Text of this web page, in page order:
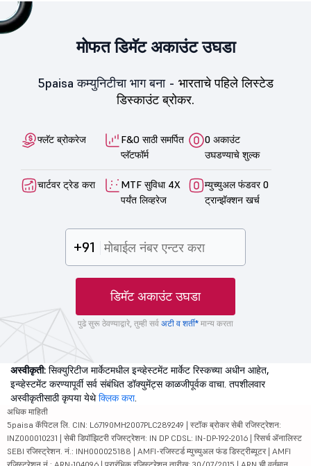
मोफत डिमॅट अकाउंट उघडा
5paisa कम्युनिटीचा भाग बना - भारताचे पहिले लिस्टेड
डिस्काउंट ब्रोकर.
फ्लॅट ब्रोकरेज
F&O साठी समर्पित
प्लॅटफॉर्म
0 अकाउंट
उघडण्याचे शुल्क
चार्टवर ट्रेड करा
MTF सुविधा 4X
पर्यंत लिव्हरेज
म्युच्युअल फंडवर 0
ट्रान्झॅक्शन खर्च
+91
डिमॅट अकाउंट उघडा
पुढे सुरू ठेवण्याद्वारे, तुम्ही सर्व अटी व शर्ती* मान्य करता
अस्वीकृती: सिक्युरिटीज मार्केटमधील इन्व्हेस्टमेंट मार्केट रिस्कच्या अधीन आहेत,
इन्व्हेस्टमेंट करण्यापूर्वी सर्व संबंधित डॉक्युमेंट्स काळजीपूर्वक वाचा. तपशीलवार
अस्वीकृतीसाठी कृपया येथेक्लिक करा.
अधिक माहिती
5paisa कॅपिटल लि. CIN: L67190MH2007PLC289249 | स्टॉक ब्रोकर सेबी रजिस्ट्रेशन:
INZ000010231 | सेबी डिपॉझिटरी रजिस्ट्रेशन: IN DP CDSL: IN-DP-192-2016 | रिसर्च ॲनालिस्ट
SEBI रजिस्ट्रेशन. नं.: INH000025188 | AMFI-रजिस्टर्ड म्युच्युअल फंड डिस्ट्रीब्यूटर | AMFI